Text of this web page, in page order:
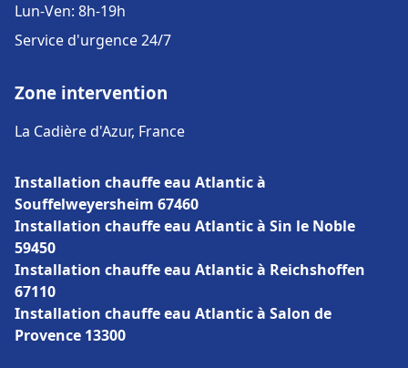
Lun-Ven: 8h-19h
Service d'urgence 24/7
Zone intervention
La Cadière d'Azur, France
Installation chauffe eau Atlantic à
Souffelweyersheim 67460
Installation chauffe eau Atlantic à Sin le Noble
59450
Installation chauffe eau Atlantic à Reichshoffen
67110
Installation chauffe eau Atlantic à Salon de
Provence 13300